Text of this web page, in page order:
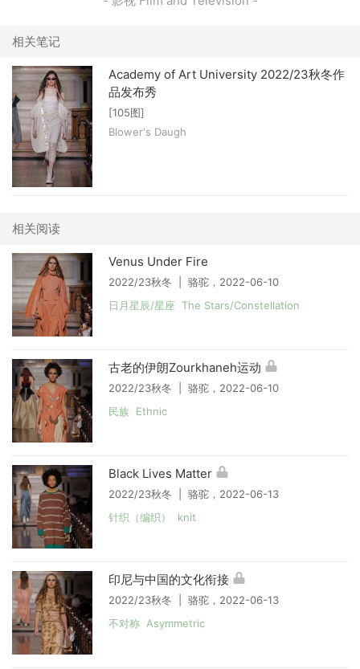
相关笔记
Academy of Art University 2022/23秋冬作
品发布秀
[105图]
Blower's Daugh
相关阅读
Venus Under Fire
2022/23秋冬 | 骆驼，2022-06-10
日月星辰/星座 The Stars/Constellation
古老的伊朗Zourkhaneh运动
2022/23秋冬 | 骆驼，2022-06-10
民族 Ethnic
Black Lives Matter
2022/23秋冬 | 骆驼，2022-06-13
针织（编织） knit
印尼与中国的文化衔接
2022/23秋冬 | 骆驼，2022-06-13
不对称 Asymmetric